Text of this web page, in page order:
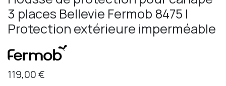
3 places Bellevie Fermob 8475 |
Protection extérieure imperméable
119,00€